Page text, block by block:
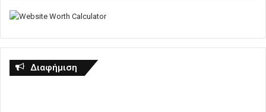
Διαφήμιση